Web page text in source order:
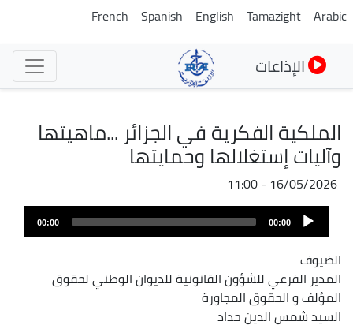
تجاوز
Arabic
Tamazight
English
Spanish
French
الإذاعات
الملكية الفكرية في الجزائر ...ماهيتها
وآليات إستغلالها وحمايتها
16/05/2026 - 11:00
Audio
Player
00:00
00:00
الضيوف
المدير الفرعي للشؤون القانونية للديوان الوطني لحقوق
المؤلف و الحقوق المجاورة
السيد شمس الدين حداد